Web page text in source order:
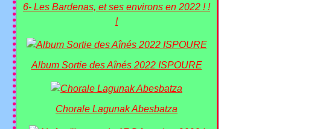
6- Les Bardenas, et ses environs en 2022 ! !
!
Album Sortie des Aînés 2022 ISPOURE
Chorale Lagunak Abesbatza